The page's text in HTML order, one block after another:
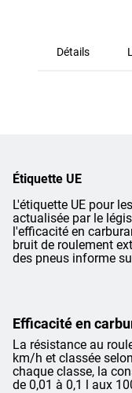
Détails
Étiquette UE
L'étiquette UE pour
actualisée par le
l'efficacité en
bruit de roulement
des pneus informe
Efficacité en
La résistance au
km/h et classée
chaque classe, la
de 0,01 à 0,1 l aux